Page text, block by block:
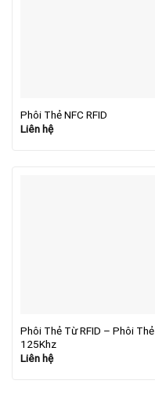
Phôi Thẻ NFC RFID
Liên hệ
Phôi Thẻ Từ RFID – Phôi Thẻ
125Khz
Liên hệ